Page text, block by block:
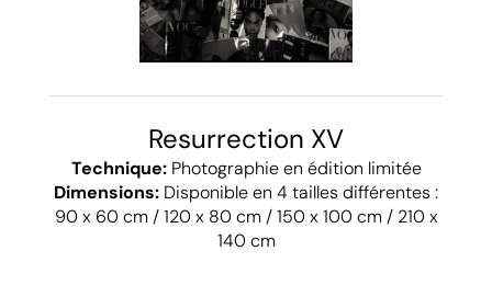
Resurrection XV
Technique:Photographie en édition limitée
Dimensions: Disponible en 4 tailles différentes :
90 x 60 cm / 120 x 80 cm / 150 x 100 cm / 210 x
140 cm